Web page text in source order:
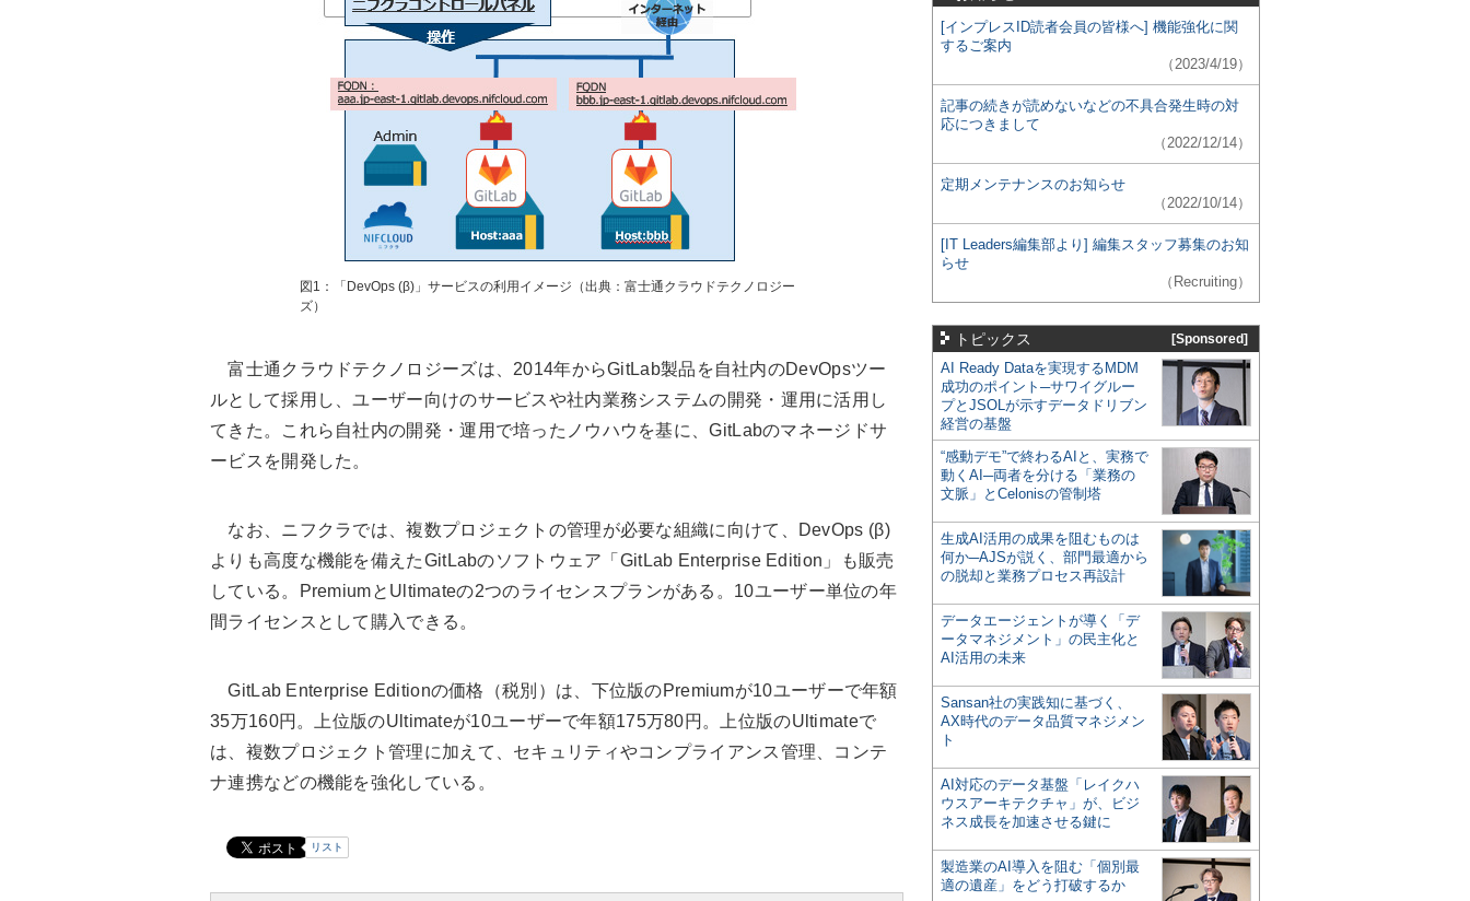
図1：「DevOps (β)」サービスの利用イメージ（出典：富士通クラウドテクノロジー
ズ）
富士通クラウドテクノロジーズは、2014年からGitLab製品を自社内のDevOpsツー
ルとして採用し、ユーザー向けのサービスや社内業務システムの開発・運用に活用し
てきた。これら自社内の開発・運用で培ったノウハウを基に、GitLabのマネージドサ
ービスを開発した。
なお、ニフクラでは、複数プロジェクトの管理が必要な組織に向けて、DevOps (β)
よりも高度な機能を備えたGitLabのソフトウェア「GitLab Enterprise Edition」も販売
している。PremiumとUltimateの2つのライセンスプランがある。10ユーザー単位の年
間ライセンスとして購入できる。
GitLab Enterprise Editionの価格（税別）は、下位版のPremiumが10ユーザーで年額
35万160円。上位版のUltimateが10ユーザーで年額175万80円。上位版のUltimateで
は、複数プロジェクト管理に加えて、セキュリティやコンプライアンス管理、コンテ
ナ連携などの機能を強化している。
リスト
[インプレスID読者会員の皆様へ] 機能強化に関
するご案内
（2023/4/19）
記事の続きが読めないなどの不具合発生時の対
応につきまして
（2022/12/14）
定期メンテナンスのお知らせ
（2022/10/14）
[IT Leaders編集部より] 編集スタッフ募集のお知
らせ
（Recruiting）
トピックス [Sponsored]
AI Ready Dataを実現するMDM
成功のポイント─サワイグルー
プとJSOLが示すデータドリブン
経営の基盤
“感動デモ”で終わるAIと、実務で
動くAI─両者を分ける「業務の
文脈」とCelonisの管制塔
生成AI活用の成果を阻むものは
何か─AJSが説く、部門最適から
の脱却と業務プロセス再設計
データエージェントが導く「デ
ータマネジメント」の民主化と
AI活用の未来
Sansan社の実践知に基づく、
AX時代のデータ品質マネジメン
ト
AI対応のデータ基盤「レイクハ
ウスアーキテクチャ」が、ビジ
ネス成長を加速させる鍵に
製造業のAI導入を阻む「個別最
適の遺産」をどう打破するか